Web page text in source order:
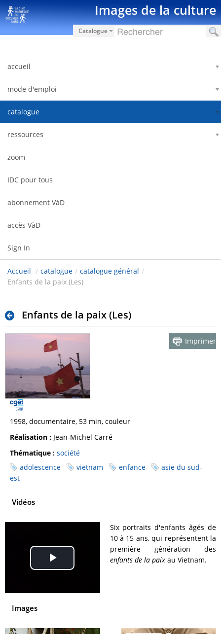
Skip to Content Images de la culture
Catalogue
accueil
mode d'emploi
catalogue
ressources
zoom
IDC pour tous
abonnement VàD
accès VàD
Sign In
Accueil / catalogue / catalogue général /
Enfants de la paix (Les)
Enfants de la paix (Les)
Imprimer
1998, documentaire, 53 min, couleur
Réalisation : Jean-Michel Carré
Thématique : société
adolescence
vietnam enfance
asie du sud-
est
Vidéos
Play
Video
Six portraits d'enfants âgés de
10 à 15 ans, qui représentent la
première génération des
enfants de la paixau Vietnam.
Images